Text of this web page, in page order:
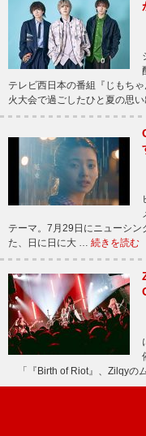
テレビ西日本の番組『じもち
火大会で過ごしたひと夏の思
テーマ。7月29日にニューシ
た、日に日に大 … 続きを読む
「『Birth of Riot』、Zilqyの